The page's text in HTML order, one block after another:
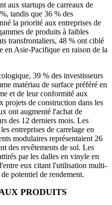
aux startups de carreaux de
tandis que 36 % des
la priorité aux entreprises de
de produits à faibles
transfrontaliers, 48 ​​% ont ciblé
en Asie-Pacifique en raison de la
39 % des investisseurs
matériau de surface préféré en
et de leur conformité aux
projets de construction dans les
ont augmenté l'achat de
des 12 derniers mois. Les
entreprises de carrelage en
modulaires représentaient 26
des revêtements de sol. Les
par les dalles en vinyle en
eux citant l'utilisation multi-
potentiel de rendement.
PRODUITS